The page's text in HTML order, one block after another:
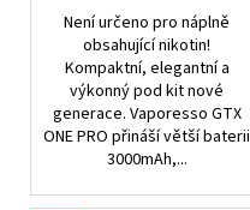
Není určeno pro náplně
obsahující nikotin!
Kompaktní, elegantní a
výkonný pod kit nové
generace. Vaporesso GTX
ONE PRO přináší větší baterii
3000mAh,...